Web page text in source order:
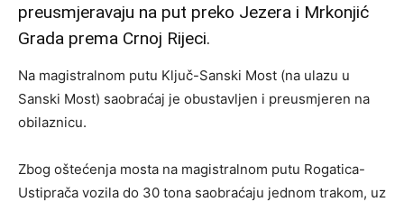
preusmjeravaju na put preko Jezera i Mrkonjić
Grada prema Crnoj Rijeci.
Na magistralnom putu Ključ-Sanski Most (na ulazu u
Sanski Most) saobraćaj je obustavljen i preusmjeren na
obilaznicu.
Zbog oštećenja mosta na magistralnom putu Rogatica-
Ustiprača vozila do 30 tona saobraćaju jednom trakom, uz